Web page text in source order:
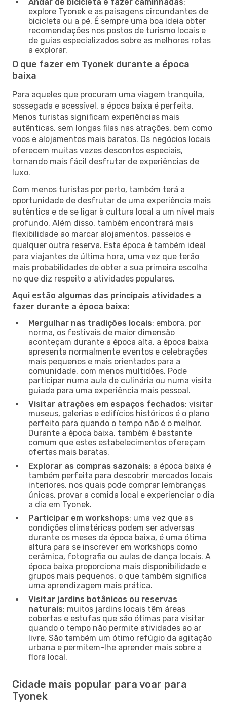
explore Tyonek e as paisagens circundantes de
bicicleta ou a pé. É sempre uma boa ideia obter
recomendações nos postos de turismo locais e
de guias especializados sobre as melhores rotas
a explorar.
O que fazer em Tyonek durante a época
baixa
Para aqueles que procuram uma viagem tranquila,
sossegada e acessível, a época baixa é perfeita.
Menos turistas significam experiências mais
autênticas, sem longas filas nas atrações, bem como
voos e alojamentos mais baratos. Os negócios locais
oferecem muitas vezes descontos especiais,
tornando mais fácil desfrutar de experiências de
luxo.
Com menos turistas por perto, também terá a
oportunidade de desfrutar de uma experiência mais
autêntica e de se ligar à cultura local a um nível mais
profundo. Além disso, também encontrará mais
flexibilidade ao marcar alojamentos, passeios e
qualquer outra reserva. Esta época é também ideal
para viajantes de última hora, uma vez que terão
mais probabilidades de obter a sua primeira escolha
no que diz respeito a atividades populares.
Aqui estão algumas das principais atividades a
fazer durante a época baixa:
Mergulhar nas tradições locais: embora, por
norma, os festivais de maior dimensão
aconteçam durante a época alta, a época baixa
apresenta normalmente eventos e celebrações
mais pequenos e mais orientados para a
comunidade, com menos multidões. Pode
participar numa aula de culinária ou numa visita
guiada para uma experiência mais pessoal.
Visitar atrações em espaços fechados: visitar
museus, galerias e edifícios históricos é o plano
perfeito para quando o tempo não é o melhor.
Durante a época baixa, também é bastante
comum que estes estabelecimentos ofereçam
ofertas mais baratas.
Explorar as compras sazonais: a época baixa é
também perfeita para descobrir mercados locais
interiores, nos quais pode comprar lembranças
únicas, provar a comida local e experienciar o dia
a dia em Tyonek.
Participar em workshops: uma vez que as
condições climatéricas podem ser adversas
durante os meses da época baixa, é uma ótima
altura para se inscrever em workshops como
cerâmica, fotografia ou aulas de dança locais. A
época baixa proporciona mais disponibilidade e
grupos mais pequenos, o que também significa
uma aprendizagem mais prática.
Visitar jardins botânicos ou reservas
naturais: muitos jardins locais têm áreas
cobertas e estufas que são ótimas para visitar
quando o tempo não permite atividades ao ar
livre. São também um ótimo refúgio da agitação
urbana e permitem-lhe aprender mais sobre a
flora local.
Cidade mais popular para voar para
Tyonek